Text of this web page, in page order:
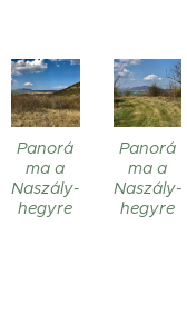
Panorá
ma a
Naszály-
hegyre
Panorá
ma a
Naszály-
hegyre